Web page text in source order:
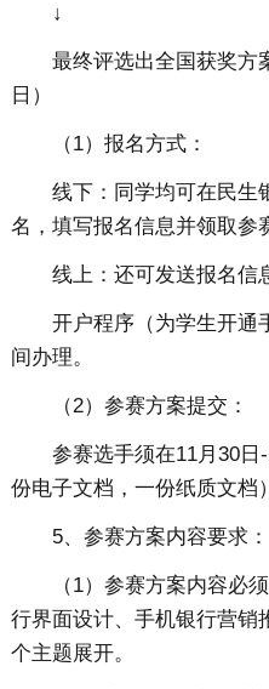
↓
最终评选出全国获奖方
日）
（1）报名方式：
线下：同学均可在民生
名，填写报名信息并领取参
线上：还可发送报名信
开户程序（为学生开通
间办理。
（2）参赛方案提交：
参赛选手须在11月30
份电子文档，一份纸质文档
5、参赛方案内容要求：
（1）参赛方案内容必
行界面设计、手机银行营销
个主题展开。